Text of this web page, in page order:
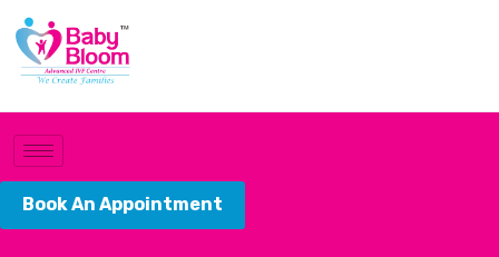
Book An Appointment